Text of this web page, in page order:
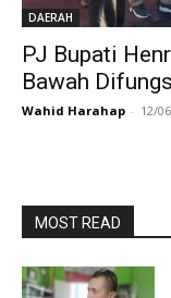
DAERAH
PJ Bupati
Bawah
Wahid Harahap - 12/
MOST READ